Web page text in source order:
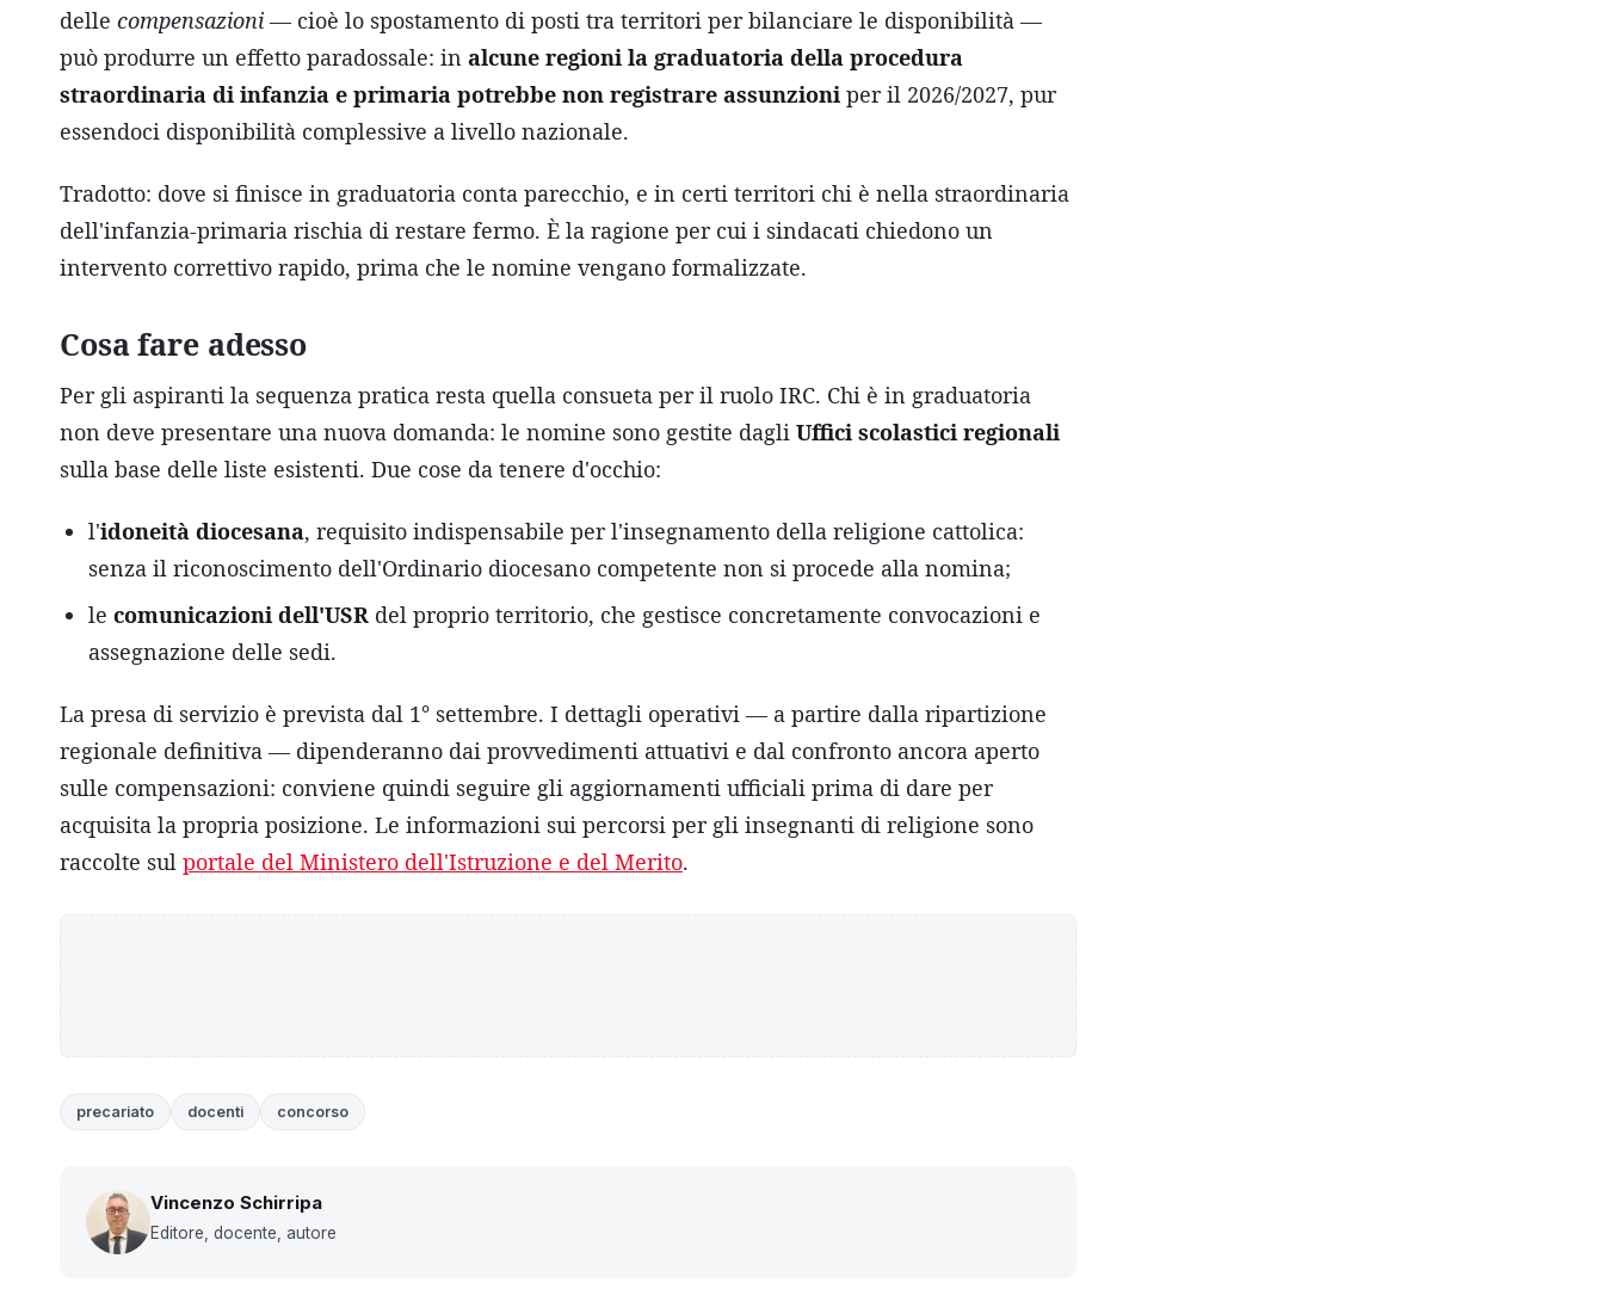
delle compensazioni — cioè lo spostamento di posti tra territori per bilanciare le disponibilità —
può produrre un effetto paradossale: in alcune regioni la graduatoria della procedura
straordinaria di infanzia e primaria potrebbe non registrare assunzioni per il 2026/2027, pur
essendoci disponibilità complessive a livello nazionale.
Tradotto: dove si finisce in graduatoria conta parecchio, e in certi territori chi è nella straordinaria
dell'infanzia-primaria rischia di restare fermo. È la ragione per cui i sindacati chiedono un
intervento correttivo rapido, prima che le nomine vengano formalizzate.
Cosa fare adesso
Per gli aspiranti la sequenza pratica resta quella consueta per il ruolo IRC. Chi è in graduatoria
non deve presentare una nuova domanda: le nomine sono gestite dagli Uffici scolastici regionali
sulla base delle liste esistenti. Due cose da tenere d'occhio:
l'idoneità diocesana, requisito indispensabile per l'insegnamento della religione cattolica:
senza il riconoscimento dell'Ordinario diocesano competente non si procede alla nomina;
le comunicazioni dell'USR del proprio territorio, che gestisce concretamente convocazioni e
assegnazione delle sedi.
La presa di servizio è prevista dal 1° settembre. I dettagli operativi — a partire dalla ripartizione
regionale definitiva — dipenderanno dai provvedimenti attuativi e dal confronto ancora aperto
sulle compensazioni: conviene quindi seguire gli aggiornamenti ufficiali prima di dare per
acquisita la propria posizione. Le informazioni sui percorsi per gli insegnanti di religione sono
raccolte sul portale del Ministero dell'Istruzione e del Merito.
precariato docenti concorso
Vincenzo Schirripa
Editore, docente, autore